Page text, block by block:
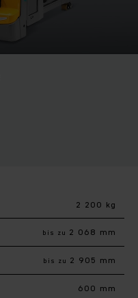
2 200 kg
bis zu 2 068 mm
bis zu 2 905 mm
600 mm